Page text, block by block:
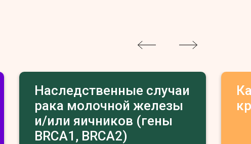
Наследственные случаи
рака молочной железы
и/или яичников (гены
BRCA1, BRCA2)